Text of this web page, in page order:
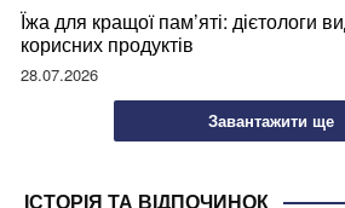
Їжа для кращої пам’яті: дієтологи
корисних продуктів
28.07.2026
Завантажити ще
ІСТОРІЯ ТА ВІДПОЧИНОК